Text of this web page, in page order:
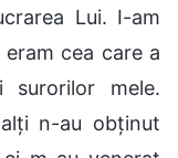
Lui. I-am
cea care a
surorilor mele.
n-au obținut